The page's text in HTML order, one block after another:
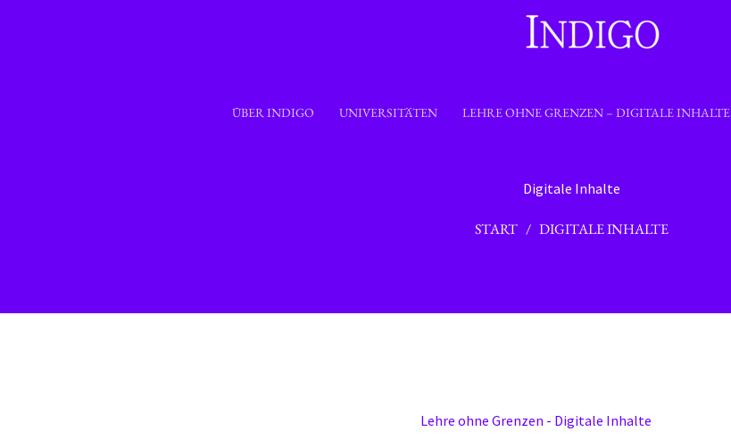
ÜBER INDIGO UNIVERSITÄTEN LEHRE OHNE GRENZEN – DIGITALE INHALTE
Digitale Inhalte
START/ DIGITALE INHALTE
Lehre ohne Grenzen - Digitale Inhalte